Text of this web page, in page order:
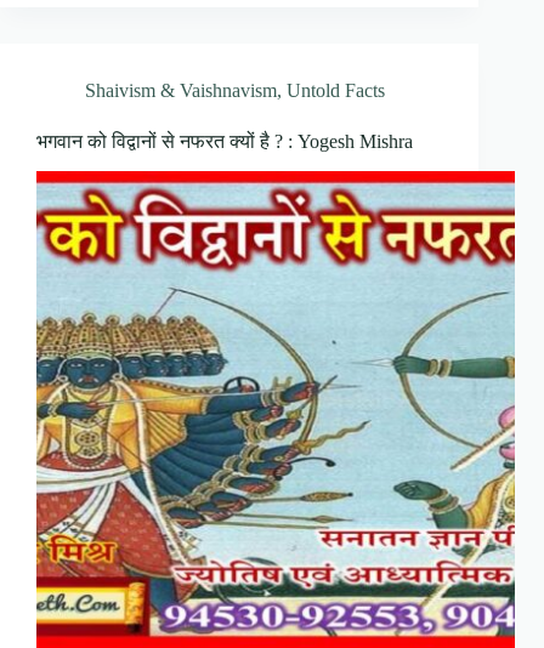
Shaivism & Vaishnavism, Untold Facts
भगवान को विद्वानों से नफरत क्यों है ? : Yogesh Mishra